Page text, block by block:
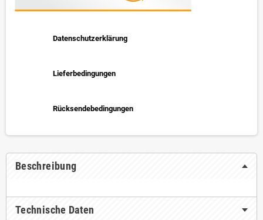
Datenschutzerklärung
Lieferbedingungen
Rücksendebedingungen
Beschreibung
Technische Daten